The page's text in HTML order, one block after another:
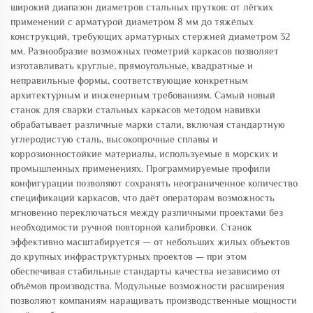
широкий диапазон диаметров стальных прутков: от лёгких
применений с арматурой диаметром 8 мм до тяжёлых
конструкций, требующих арматурных стержней диаметром 32
мм. Разнообразие возможных геометрий каркасов позволяет
изготавливать круглые, прямоугольные, квадратные и
неправильные формы, соответствующие конкретным
архитектурным и инженерным требованиям. Самый новый
станок для сварки стальных каркасов методом навивки
обрабатывает различные марки стали, включая стандартную
углеродистую сталь, высокопрочные сплавы и
коррозионностойкие материалы, используемые в морских и
промышленных применениях. Программируемые профили
конфигурации позволяют сохранять неограниченное количество
спецификаций каркасов, что даёт операторам возможность
мгновенно переключаться между различными проектами без
необходимости ручной повторной калибровки. Станок
эффективно масштабируется — от небольших жилых объектов
до крупных инфраструктурных проектов — при этом
обеспечивая стабильные стандарты качества независимо от
объёмов производства. Модульные возможности расширения
позволяют компаниям наращивать производственные мощности